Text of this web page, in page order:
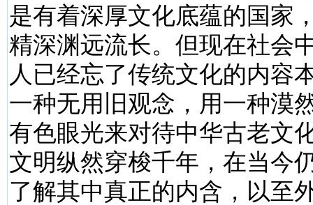
是有着深厚文化底蕴的国家
精深渊远流长。但现在社会
人已经忘了传统文化的内容
一种无用旧观念，用一种漠
有色眼光来对待中华古老文
文明纵然穿梭千年，在当今
了解其中真正的内含，以至